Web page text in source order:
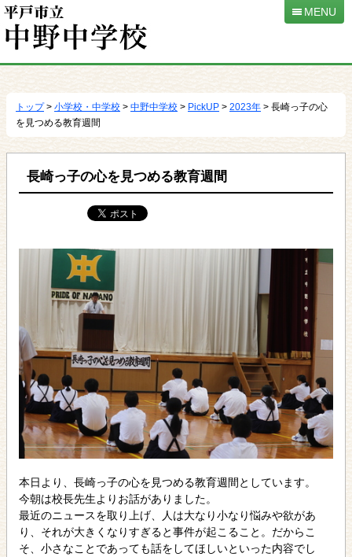
動
MENU
トップ> 小学校・中学校 > 中野中学校 > PickUP > 2023年 > 長崎っ子の心
を見つめる教育週間
長崎っ子の心を見つめる教育週間
本日より、長崎っ子の心を見つめる教育週間としています。
今朝は校長先生よりお話がありました。
最近のニュースを取り上げ、人は大なり小なり悩みや欲があ
り、それが大きくなりすぎると事件が起こること。だからこ
そ、小さなことであっても話をしてほしいといった内容でし